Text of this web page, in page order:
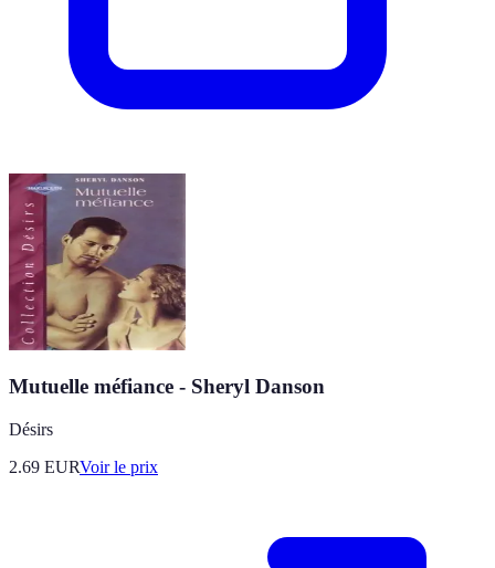
Mutuelle méfiance - Sheryl Danson
Désirs
2.69 EURVoir le prix